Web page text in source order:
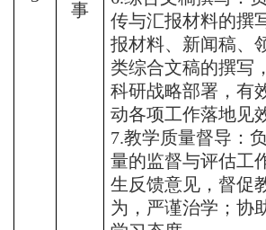
事
传与汇报材料的撰
报材料、新闻稿、
类综合文稿的撰写
科研战略部署，有
动各项工作落地见
7.教学质量督导：
量的监督与评估工
生反馈意见，督促
为，严谨治学；协